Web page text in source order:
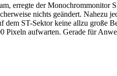
erregte der Monochrommonitor
nichts geändert. Nahezu
dem ST-Sektor keine allzu
Pixeln aufwarten. Gerade für